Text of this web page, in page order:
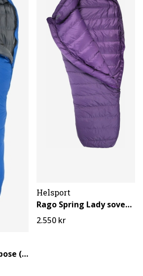
Rago Spring sovepose (lang)
Helsport
Rago Spring Lady sovepose
2.550 kr